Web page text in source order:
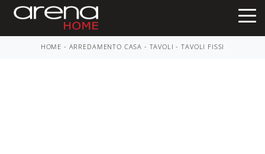
HOME - ARREDAMENTO CASA - TAVOLI -TAVOLI FISSI